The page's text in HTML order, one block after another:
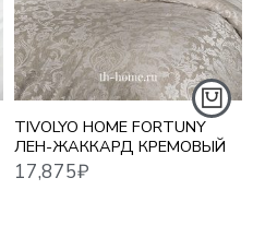
TIVOLYO HOME FORTUNY
ЛЕН-ЖАККАРД КРЕМОВЫЙ